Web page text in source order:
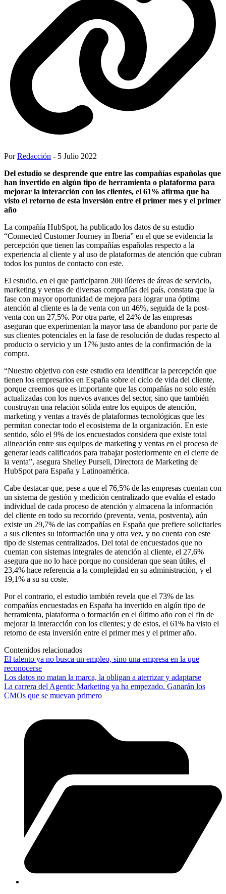
PorRedacción - 5 Julio 2022
Del estudio se desprende que entre las compañías españolas que
han invertido en algún tipo de herramienta o plataforma para
mejorar la interacción con los clientes, el 61% afirma que ha
visto el retorno de esta inversión entre el primer mes y el primer
año
La compañía HubSpot, ha publicado los datos de su estudio
“Connected Customer Journey in Iberia” en el que se evidencia la
percepción que tienen las compañías españolas respecto a la
experiencia al cliente y al uso de plataformas de atención que cubran
todos los puntos de contacto con este.
El estudio, en el que participaron 200 líderes de áreas de servicio,
marketing y ventas de diversas compañías del país, constata que la
fase con mayor oportunidad de mejora para lograr una óptima
atención al cliente es la de venta con un 46%, seguida de la post-
venta con un 27,5%. Por otra parte, el 24% de las empresas
aseguran que experimentan la mayor tasa de abandono por parte de
sus clientes potenciales en la fase de resolución de dudas respecto al
producto o servicio y un 17% justo antes de la confirmación de la
compra.
“Nuestro objetivo con este estudio era identificar la percepción que
tienen los empresarios en España sobre el ciclo de vida del cliente,
porque creemos que es importante que las compañías no solo estén
actualizadas con los nuevos avances del sector, sino que también
construyan una relación sólida entre los equipos de atención,
marketing y ventas a través de plataformas tecnológicas que les
permitan conectar todo el ecosistema de la organización. En este
sentido, sólo el 9% de los encuestados considera que existe total
alineación entre sus equipos de marketing y ventas en el proceso de
generar leads calificados para trabajar posteriormente en el cierre de
la venta”, asegura Shelley Pursell, Directora de Marketing de
HubSpot para España y Latinoamérica.
Cabe destacar que, pese a que el 76,5% de las empresas cuentan con
un sistema de gestión y medición centralizado que evalúa el estado
individual de cada proceso de atención y almacena la información
del cliente en todo su recorrido (preventa, venta, postventa), aún
existe un 29,7% de las compañías en España que prefiere solicitarles
a sus clientes su información una y otra vez, y no cuenta con este
tipo de sistemas centralizados. Del total de encuestados que no
cuentan con sistemas integrales de atención al cliente, el 27,6%
asegura que no lo hace porque no consideran que sean útiles, el
23,4% hace referencia a la complejidad en su administración, y el
19,1% a su su coste.
Por el contrario, el estudio también revela que el 73% de las
compañías encuestadas en España ha invertido en algún tipo de
herramienta, plataforma o formación en el último año con el fin de
mejorar la interacción con los clientes; y de estos, el 61% ha visto el
retorno de esta inversión entre el primer mes y el primer año.
Contenidos relacionados
El talento ya no busca un empleo, sino una empresa en la que
reconocerse
Los datos no matan la marca, la obligan a aterrizar y adaptarse
La carrera del Agentic Marketing ya ha empezado. Ganarán los
CMOs que se muevan primero